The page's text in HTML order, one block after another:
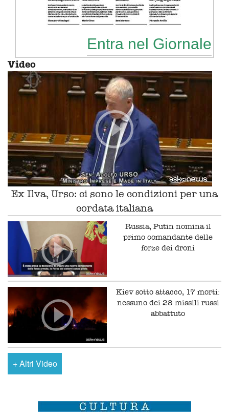
Entra nel Giornale
Video
Ex Ilva, Urso: ci sono le condizioni per una
cordata italiana
Russia, Putin nomina il
primo comandante delle
forze dei droni
Kiev sotto attacco, 17 morti:
nessuno dei 28 missili russi
abbattuto
+Altri Video